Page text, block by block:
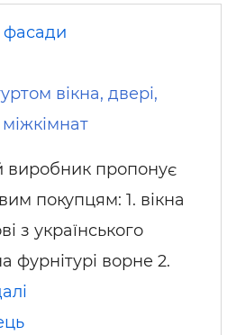
фасади
вікна, двері,
виробник пропонує
покупцям: 1. вікна
з українського
фурнітурі ворне 2.